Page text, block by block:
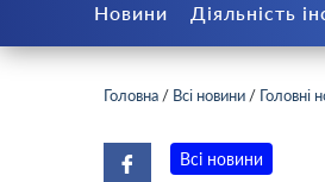
Новини Діяльність
Головна / Всі новини / Головні
Всі новини